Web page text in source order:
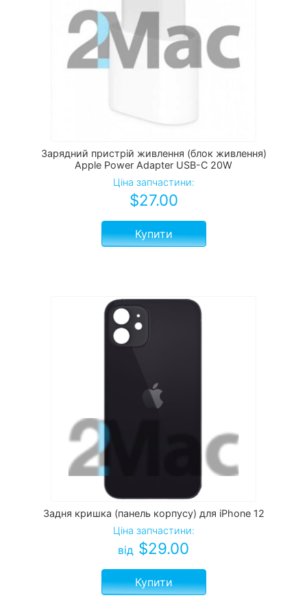
Зарядний пристрій живлення (блок живлення)
Apple Power Adapter USB-C 20W
Ціна запчастини:
$27.00
Купити
Задня кришка (панель корпусу) для iPhone 12
Ціна запчастини:
від $29.00
Купити